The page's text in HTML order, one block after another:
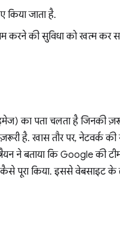
जाता है.
करने की सुविधा को खत्म कर
का पता चलता है जिनकी
है. खास तौर पर, नेटवर्क
ने बताया कि Google की
पूरा किया. इससे वेबसाइट